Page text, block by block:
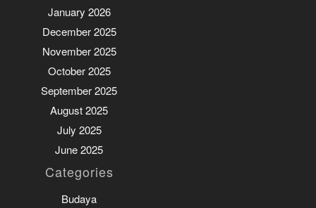
January 2026
December 2025
November 2025
October 2025
September 2025
August 2025
July 2025
June 2025
Categories
Budaya